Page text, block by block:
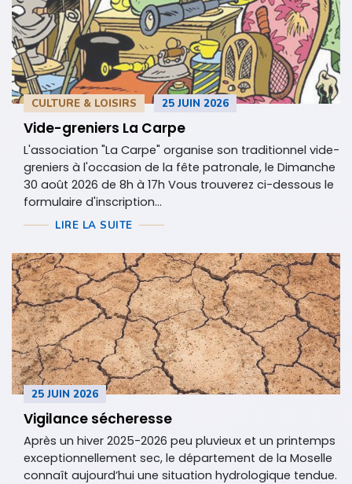
CULTURE & LOISIRS 25 JUIN 2026
Vide-greniers La Carpe
L'association "La Carpe" organise son traditionnel vide-
greniers à l'occasion de la fête patronale, le Dimanche
30 août 2026 de 8h à 17h Vous trouverez ci-dessous le
formulaire d'inscription...
LIRE LA SUITE
25 JUIN 2026
Vigilance sécheresse
Après un hiver 2025-2026 peu pluvieux et un printemps
exceptionnellement sec, le département de la Moselle
connaît aujourd’hui une situation hydrologique tendue.